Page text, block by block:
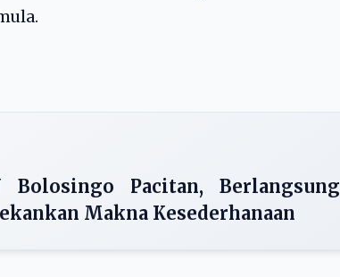
Bolosingo Pacitan, Berlangsung
Makna Kesederhanaan